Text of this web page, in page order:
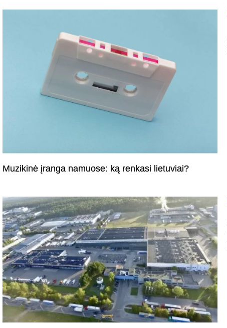
Muzikinė įranga namuose: ką renkasi lietuviai?